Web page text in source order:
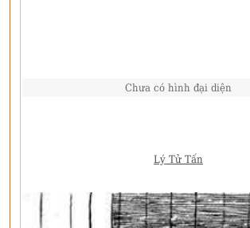
Chưa có hình đại diện
Lý Tử Tấn